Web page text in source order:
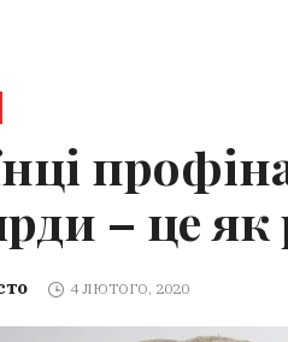
– це
4 ЛЮТОГО, 2020